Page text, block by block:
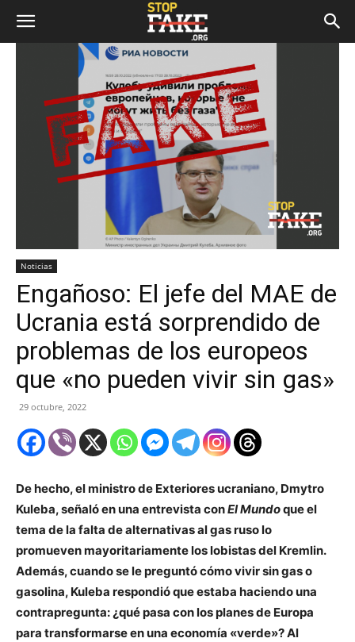
Noticias
Engañoso: El jefe del MAE de
Ucrania está sorprendido de
problemas de los europeos
que «no pueden vivir sin gas»
29 octubre, 2022
De hecho, el ministro de Exteriores ucraniano, Dmytro
Kuleba, señaló en una entrevista conEl Mundoque el
tema de la falta de alternativas al gas ruso lo
promueven mayoritariamente los lobistas del Kremlin.
Además, cuando se le preguntó cómo vivir sin gas o
gasolina, Kuleba respondió que estaba haciendo una
contrapregunta: ¿qué pasa con los planes de Europa
para transformarse en una economía «verde»? Al